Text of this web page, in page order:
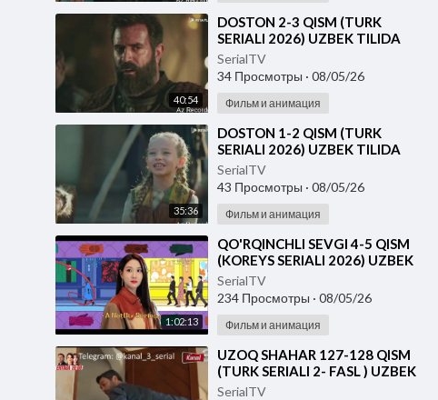
40:54
⁣DOSTON 2-3 QISM (TURK
SERIALI 2026) UZBEK TILIDA
SerialTV
34 Просмотры · 08/05/26
Фильм и анимация
35:36
⁣DOSTON 1-2 QISM (TURK
SERIALI 2026) UZBEK TILIDA
SerialTV
43 Просмотры · 08/05/26
Фильм и анимация
1:02:13
⁣⁣QO'RQINCHLI SEVGI 4-5 QISM
(KOREYS SERIALI 2026) UZBEK
TILIDA
SerialTV
234 Просмотры · 08/05/26
Фильм и анимация
⁣UZOQ SHAHAR 127-128 QISM
(TURK SERIALI 2- FASL ) UZBEK
TILIDA
SerialTV